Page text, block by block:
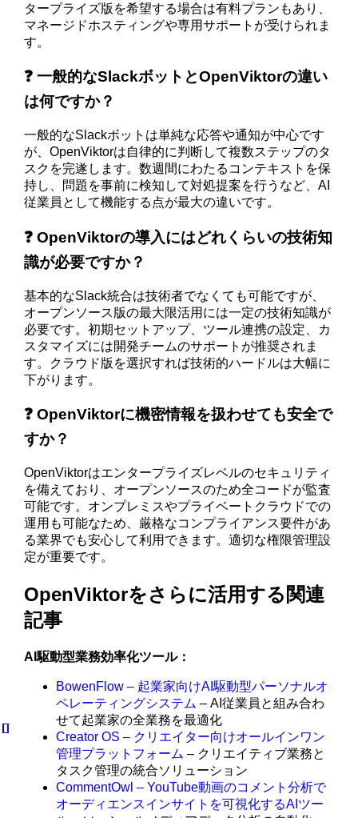
タープライズ版を希望する場合は有料プランもあり、
マネージドホスティングや専用サポートが受けられま
す。
❓ 一般的なSlackボットとOpenViktorの違い
は何ですか？
一般的なSlackボットは単純な応答や通知が中心です
が、OpenViktorは自律的に判断して複数ステップのタ
スクを完遂します。数週間にわたるコンテキストを保
持し、問題を事前に検知して対処提案を行うなど、AI
従業員として機能する点が最大の違いです。
❓ OpenViktorの導入にはどれくらいの技術知
識が必要ですか？
基本的なSlack統合は技術者でなくても可能ですが、
オープンソース版の最大限活用には一定の技術知識が
必要です。初期セットアップ、ツール連携の設定、カ
スタマイズには開発チームのサポートが推奨されま
す。クラウド版を選択すれば技術的ハードルは大幅に
下がります。
❓ OpenViktorに機密情報を扱わせても安全で
すか？
OpenViktorはエンタープライズレベルのセキュリティ
を備えており、オープンソースのため全コードが監査
可能です。オンプレミスやプライベートクラウドでの
運用も可能なため、厳格なコンプライアンス要件があ
る業界でも安心して利用できます。適切な権限管理設
定が重要です。
OpenViktorをさらに活用する関連
記事
AI駆動型業務効率化ツール：
BowenFlow – 起業家向けAI駆動型パーソナルオ
ペレーティングシステム – AI従業員と組み合わ
せて起業家の全業務を最適化
Creator OS – クリエイター向けオールインワン
管理プラットフォーム – クリエイティブ業務と
タスク管理の統合ソリューション
CommentOwl – YouTube動画のコメント分析で
オーディエンスインサイトを可視化するAIツー